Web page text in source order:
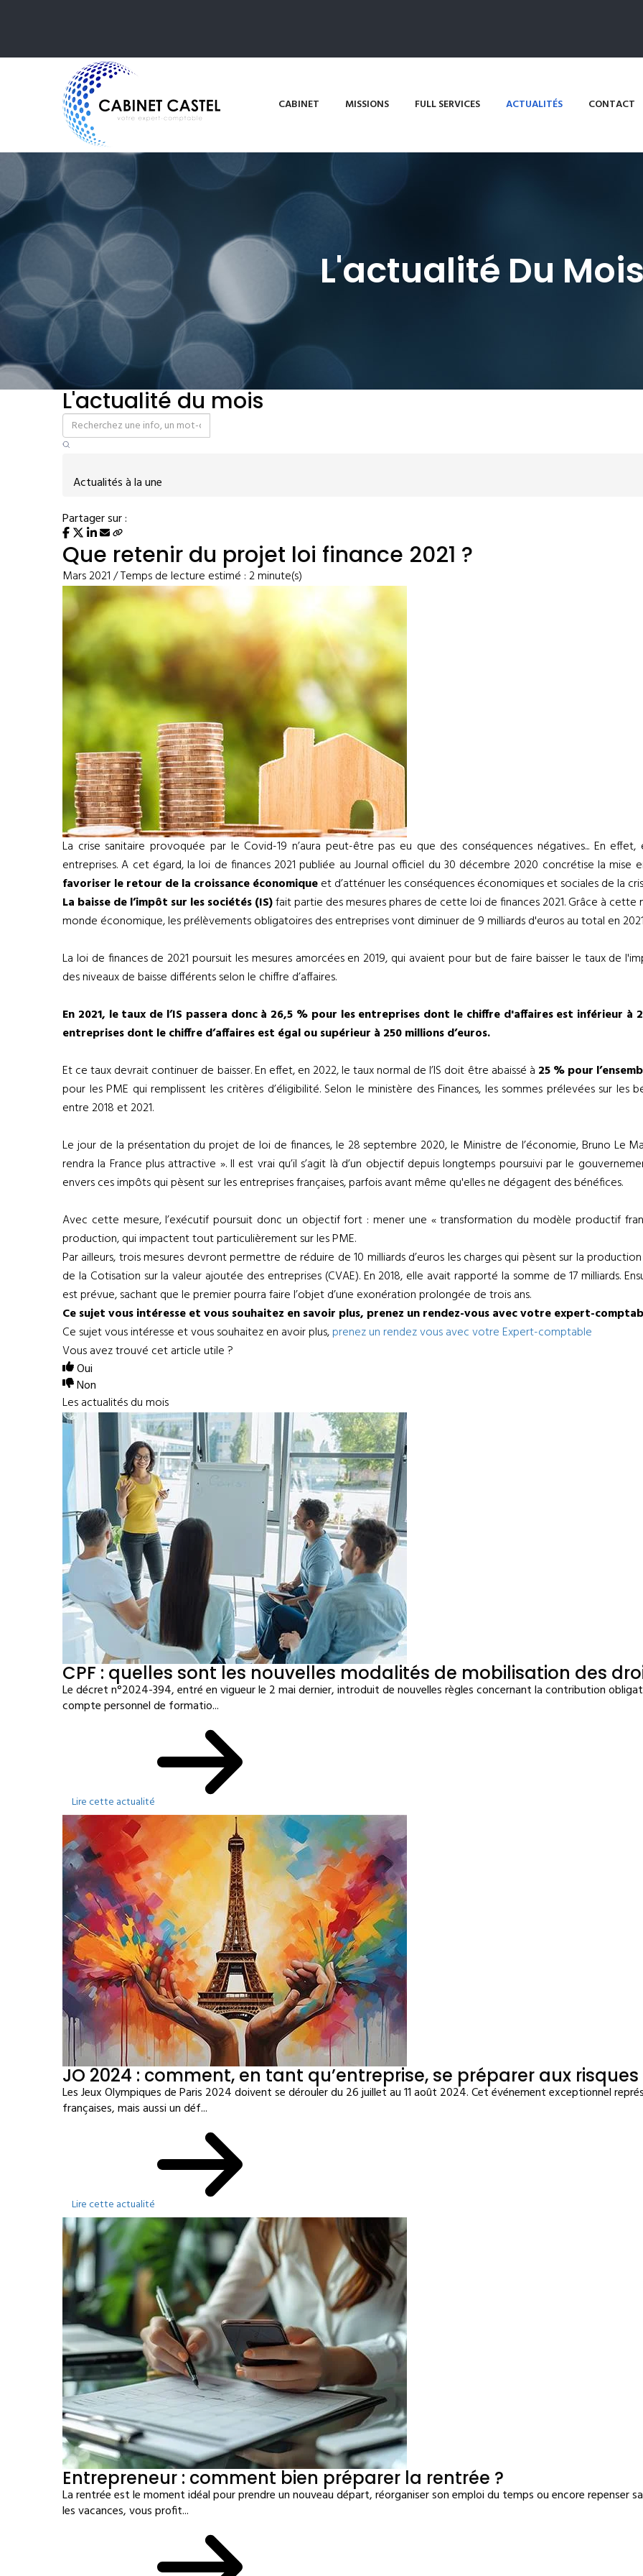
CABINET MISSIONS FULL SERVICES ACTUALITÉS CONTACT
L'actualité Du
L'actualité du mois
Actualités à la une
Partager sur :
Que retenir du projet loi finance 2021 ?
Mars 2021 / Temps de lecture estimé : 2 minute(s)
La crise sanitaire provoquée par le Covid-19 n’aura peut-être pas eu que des conséquences négatives... En
entreprises. A cet égard, la loi de finances 2021 publiée au Journal officiel du 30 décembre 2020 concrétise la
favoriser le retour de la croissance économiqueet d’atténuer les conséquences économiques et sociales de la
La baisse de l’impôt sur les sociétés (IS)fait partie des mesures phares de cette loi de finances 2021. Grâce à
monde économique, les prélèvements obligatoires des entreprises vont diminuer de 9 milliards d'euros au total en
La loi de finances de 2021 poursuit les mesures amorcées en 2019, qui avaient pour but de faire baisser le taux de
des niveaux de baisse différents selon le chiffre d’affaires.
En 2021, le taux de l’IS passera donc à 26,5 % pour les entreprises dont le chiffre d'affaires est inférieur à
entreprises dont le chiffre d’affaires est égal ou supérieur à 250 millions d’euros.
Et ce taux devrait continuer de baisser. En effet, en 2022, le taux normal de l’IS doit être abaissé à 25 % pour
pour les PME qui remplissent les critères d’éligibilité. Selon le ministère des Finances, les sommes prélevées sur
entre 2018 et 2021.
Le jour de la présentation du projet de loi de finances, le 28 septembre 2020, le Ministre de l’économie, Bruno Le
rendra la France plus attractive ». Il est vrai qu’il s’agit là d’un objectif depuis longtemps poursuivi par le
envers ces impôts qui pèsent sur les entreprises françaises, parfois avant même qu'elles ne dégagent des bénéfices.
Avec cette mesure, l’exécutif poursuit donc un objectif fort : mener une « transformation du modèle productif
production, qui impactent tout particulièrement sur les PME.
Par ailleurs, trois mesures devront permettre de réduire de 10 milliards d’euros les charges qui pèsent sur la
de la Cotisation sur la valeur ajoutée des entreprises (CVAE). En 2018, elle avait rapporté la somme de 17 milliards.
est prévue, sachant que le premier pourra faire l’objet d’une exonération prolongée de trois ans.
Ce sujet vous intéresse et vous souhaitez en savoir plus, prenez un rendez-vous avec votre expert-
Ce sujet vous intéresse et vous souhaitez en avoir plus,prenez un rendez vous avec votre Expert-comptable
Vous avez trouvé cet article utile ?
Oui
Non
Les actualités du mois
CPF : quelles sont les nouvelles modalités de mobilisation des
Le décret n°2024-394, entré en vigueur le 2 mai dernier, introduit de nouvelles règles concernant la contribution
compte personnel de formatio...
Lire cette actualité
JO 2024 : comment, en tant qu’entreprise, se préparer aux
Les Jeux Olympiques de Paris 2024 doivent se dérouler du 26 juillet au 11 août 2024. Cet événement exceptionnel
françaises, mais aussi un déf...
Lire cette actualité
Entrepreneur : comment bien préparer la rentrée ?
La rentrée est le moment idéal pour prendre un nouveau départ, réorganiser son emploi du temps ou encore repenser
les vacances, vous profit...